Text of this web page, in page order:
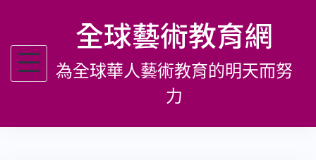
主
全球藝術教育網
為全球華人藝術教育的明天而努
力